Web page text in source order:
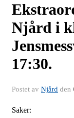
Njård i
17:30.
Postet av Njård den
Saker: